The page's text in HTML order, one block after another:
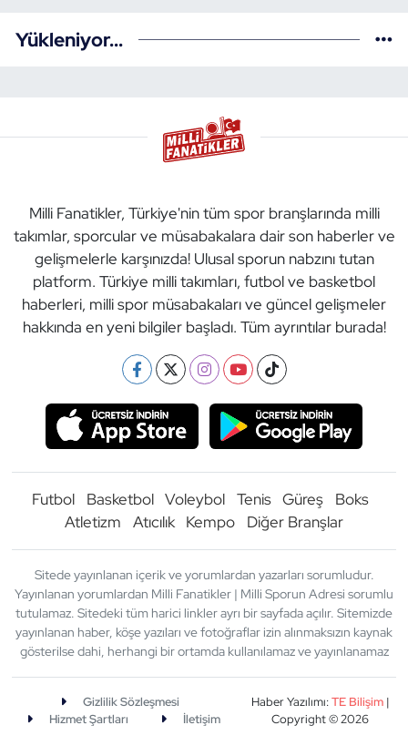
Yükleniyor...
Milli Fanatikler, Türkiye'nin tüm spor branşlarında milli
takımlar, sporcular ve müsabakalara dair son haberler ve
gelişmelerle karşınızda! Ulusal sporun nabzını tutan
platform. Türkiye milli takımları, futbol ve basketbol
haberleri, milli spor müsabakaları ve güncel gelişmeler
hakkında en yeni bilgiler başladı. Tüm ayrıntılar burada!
Futbol Basketbol Voleybol Tenis Güreş
Boks
Atletizm
Atıcılık Kempo Diğer Branşlar
Sitede yayınlanan içerik ve yorumlardan yazarları sorumludur.
Yayınlanan yorumlardan Milli Fanatikler | Milli Sporun Adresi sorumlu
tutulamaz. Sitedeki tüm harici linkler ayrı bir sayfada açılır. Sitemizde
yayınlanan haber, köşe yazıları ve fotoğraflar izin alınmaksızın kaynak
gösterilse dahi, herhangi bir ortamda kullanılamaz ve yayınlanamaz
Gizlilik Sözleşmesi
Hizmet Şartları
İletişim
Haber Yazılımı:TE Bilişim|
Copyright © 2026